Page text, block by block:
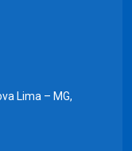
Lima – MG,